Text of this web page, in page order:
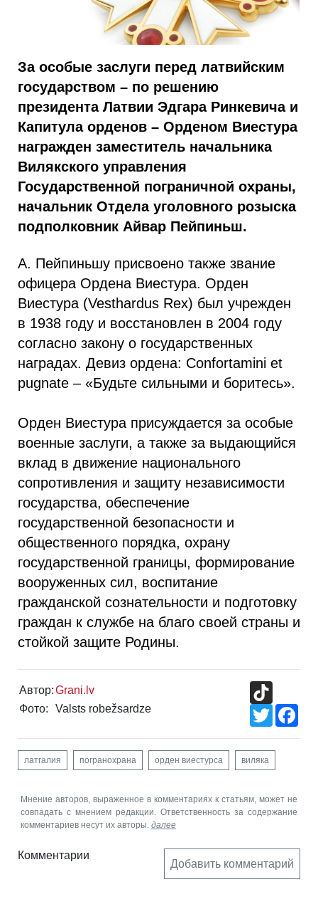
За особые заслуги перед латвийским
государством – по решению
президента Латвии Эдгара Ринкевича и
Капитула орденов – Орденом Виестура
награжден заместитель начальника
Вилякского управления
Государственной пограничной охраны,
начальник Отдела уголовного розыска
подполковник Айвар Пейпиньш.
А. Пейпиньшу присвоено также звание
офицера Ордена Виестура. Орден
Виестура (Vesthardus Rex) был учрежден
в 1938 году и восстановлен в 2004 году
согласно закону о государственных
наградах. Девиз ордена: Confortamini et
pugnate – «Будьте сильными и боритесь».
Орден Виестура присуждается за особые
военные заслуги, а также за выдающийся
вклад в движение национального
сопротивления и защиту независимости
государства, обеспечение
государственной безопасности и
общественного порядка, охрану
государственной границы, формирование
вооруженных сил, воспитание
гражданской сознательности и подготовку
граждан к службе на благо своей страны и
стойкой защите Родины.
Автор:Grani.lv
Фото:
Valsts robežsardze
Twitter
латгалия погранохрана орден виестурса виляка
Мнение авторов, выраженное в комментариях к статьям, может не
совпадать с мнением редакции. Ответственность за содержание
комментариев несут их авторы. далее
Комментарии
Добавить комментарий